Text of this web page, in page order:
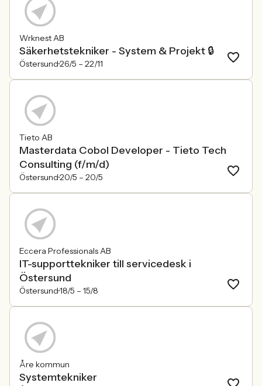
Wrknest AB
Säkerhetstekniker - System & Projekt 🔒
Östersund26/5 – 22/11
Tieto AB
Masterdata Cobol Developer - Tieto Tech
Consulting (f/m/d)
Östersund20/5 – 20/5
Eccera Professionals AB
IT-supporttekniker till servicedesk i
Östersund
Östersund18/5 – 15/8
Åre kommun
Systemtekniker